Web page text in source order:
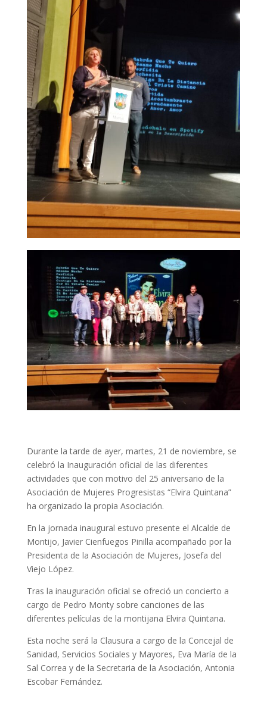
Durante la tarde de ayer, martes, 21 de noviembre, se
celebró la Inauguración oficial de las diferentes
actividades que con motivo del 25 aniversario de la
Asociación de Mujeres Progresistas “Elvira Quintana”
ha organizado la propia Asociación.
En la jornada inaugural estuvo presente el Alcalde de
Montijo, Javier Cienfuegos Pinilla acompañado por la
Presidenta de la Asociación de Mujeres, Josefa del
Viejo López.
Tras la inauguración oficial se ofreció un concierto a
cargo de Pedro Monty sobre canciones de las
diferentes películas de la montijana Elvira Quintana.
Esta noche será la Clausura a cargo de la Concejal de
Sanidad, Servicios Sociales y Mayores, Eva María de la
Sal Correa y de la Secretaria de la Asociación, Antonia
Escobar Fernández.